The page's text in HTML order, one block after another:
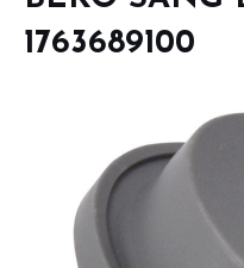
1763689100